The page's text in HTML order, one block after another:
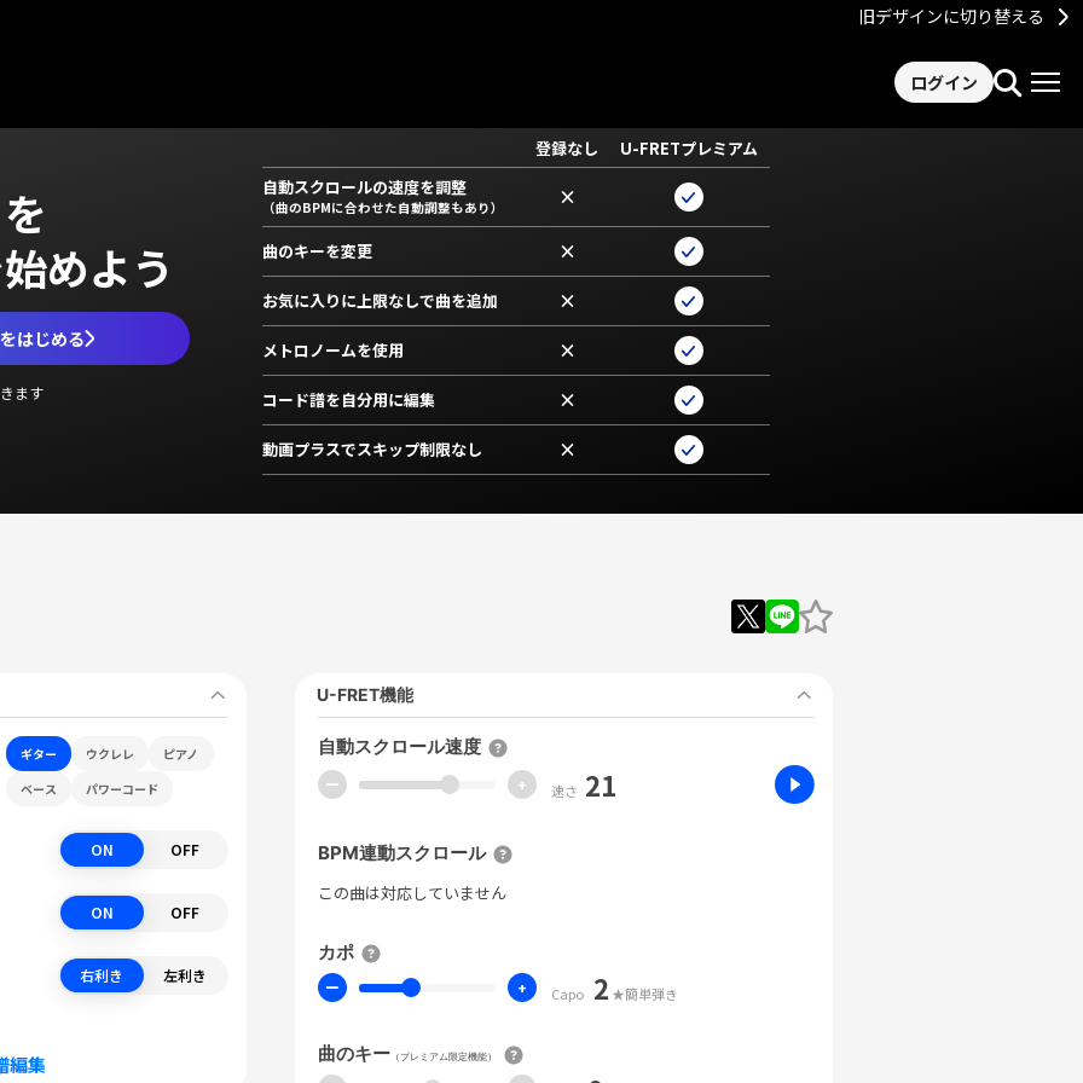
旧デザインに切り替える
ログイン
めよう
はじめる
ます
登録なし
U-FRETプレミアム
自動スクロールの速度を調整
（曲のBPMに合わせた自動調整もあり） ×
曲のキーを変更 ×
お気に入りに上限なしで曲を追加 ×
メトロノームを使用 ×
コード譜を自分用に編集 ×
動画プラスでスキップ制限なし ×
ギター ウクレレ
ピアノ
ベース
パワーコード
ON OFF
ON OFF
右利き 左利き
編集
U-FRET機能
自動スクロール速度
ー + 速さ 21
BPM連動スクロール
この曲は対応していません
カポ
ー + Capo 2 ★簡単弾き
曲のキー （プレミアム限定機能）